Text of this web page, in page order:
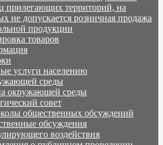
прилегающих территорий, на
не допускается розничная продажа
продукции
товаров
услуги населению
среды
окружающей среды
совет
общественных обсуждений
обсуждения
воздействия